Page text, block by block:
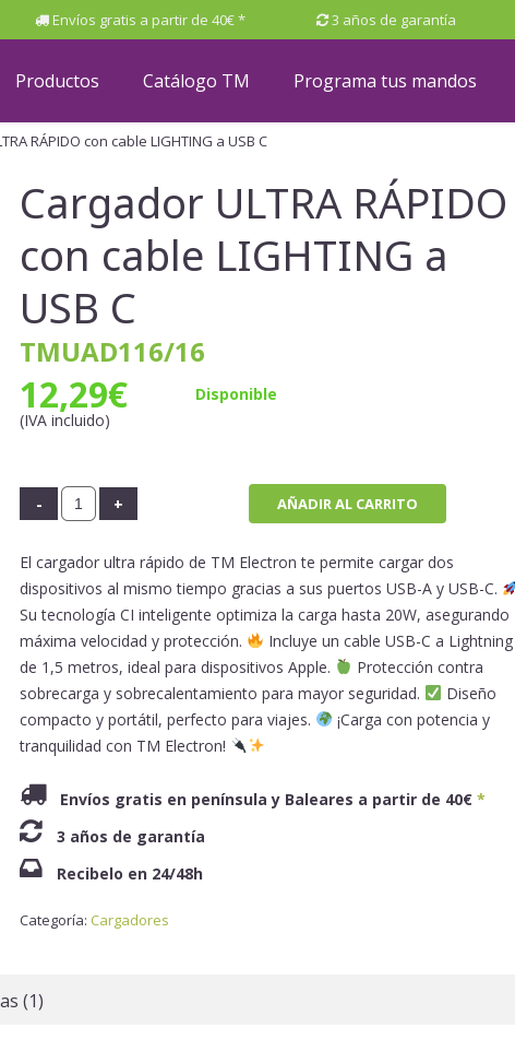
Envíos gratis a partir de 40€ * 3 años de garantía
Productos Catálogo TM Programa tus mandos
RÁPIDO con cable LIGHTING a USB C
Cargador ULTRA RÁPIDO
con cable LIGHTING a
USB C
TMUAD116/16
12,29€
Disponible
(IVA incluido)
AÑADIR AL CARRITO
El cargador ultra rápido de TM Electron te permite cargar dos
dispositivos al mismo tiempo gracias a sus puertos USB-A y USB-C.
Su tecnología CI inteligente optimiza la carga hasta 20W, asegurando
máxima velocidad y protección.
Incluye un cable USB-C a Lightning
de 1,5 metros, ideal para dispositivos Apple.
Protección contra
sobrecarga y sobrecalentamiento para mayor seguridad.
Diseño
compacto y portátil, perfecto para viajes.
¡Carga con potencia y
tranquilidad con TM Electron!
Envíos gratis en península y Baleares a partir de 40€*
3 años de garantía
Recibelo en 24/48h
Categoría: Cargadores
(1)